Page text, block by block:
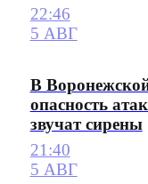
22:46
5 АВГ
В
опасность
звучат сирены
21:40
5 АВГ